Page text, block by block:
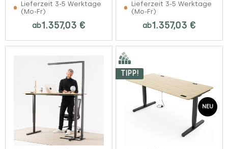
Konfigurator
Lieferzeit 3-5 Werktage
(Mo-Fr)
ab1.357,03 €
Konfigurator
Lieferzeit 3-5 Werktage
(Mo-Fr)
ab1.357,03 €
TIPP!
NEU